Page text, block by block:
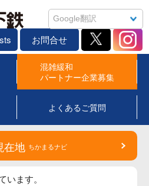
お問合せ
混雑緩和
パートナー企業募集
よくあるご質問
在地 ちかまるナビ
います。